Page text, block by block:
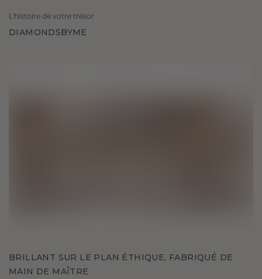
L'histoire de votre trésor
DIAMONDSBYME
BRILLANT SUR LE PLAN ÉTHIQUE, FABRIQUÉ DE
MAIN DE MAÎTRE